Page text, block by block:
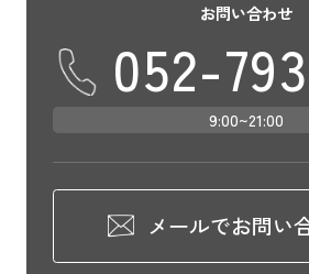
お問い合わせ
052-
9:00~21:00
メールでお問い